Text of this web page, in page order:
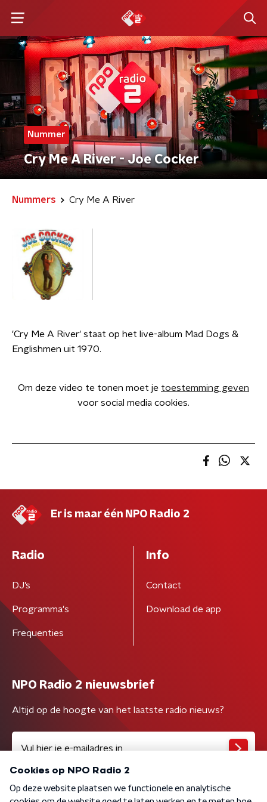
Nummer
Cry Me A River - Joe Cocker
Nummers Cry Me A River
'Cry Me A River' staat op het live-album Mad Dogs &
Englishmen uit 1970.
Om deze video te tonen moet je toestemming geven
voor social media cookies.
Er is maar één NPO Radio 2
Radio
DJ’s
Programma's
Frequenties
Info
Contact
Download de app
NPO Radio 2 nieuwsbrief
Altijd op de hoogte van het laatste radio nieuws?